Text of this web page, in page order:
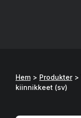
Hem > Produkter>
kiinnikkeet (sv)